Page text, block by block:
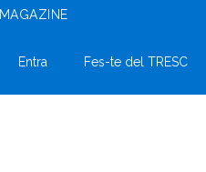
MAGAZINE
Entra Fes-te del TRESC